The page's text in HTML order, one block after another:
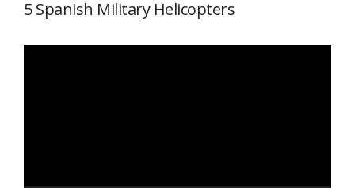
5 Spanish Military Helicopters